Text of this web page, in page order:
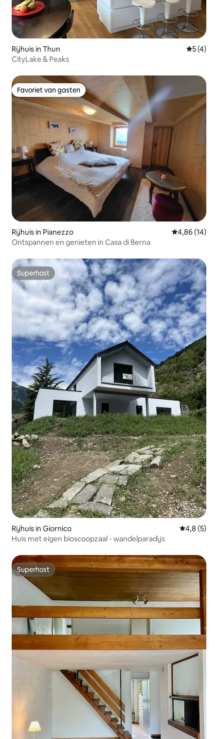
Rijhuis in Thun
5 (4)
CityLake & Peaks
Favoriet van gasten
Favoriet van gasten
Rijhuis in Pianezzo Gemiddelde
4,86 (14)
Ontspannen en genieten in Casa di Berna
Superhost
Superhost
Rijhuis in Giornico
4,8 (5)
Huis met eigen bioscoopzaal - wandelparadijs
Superhost
Superhost